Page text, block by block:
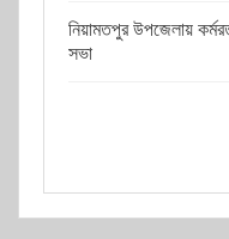
নিয়ামতপুর উপজেলায়
সভা